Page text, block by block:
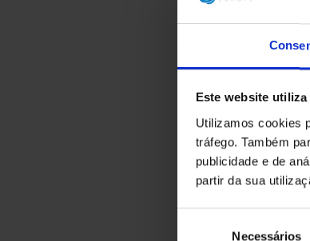
Este website
Utilizamos cookies
tráfego. Também
publicidade e de
partir da sua
Necessários